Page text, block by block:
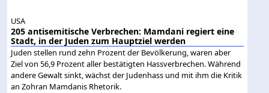
USA
205 antisemitische Verbrechen: Mamdani regiert eine
Stadt, in der Juden zum Hauptziel werden
Juden stellen rund zehn Prozent der Bevölkerung, waren aber
Ziel von 56,9 Prozent aller bestätigten Hassverbrechen. Während
andere Gewalt sinkt, wächst der Judenhass und mit ihm die Kritik
an Zohran Mamdanis Rhetorik.